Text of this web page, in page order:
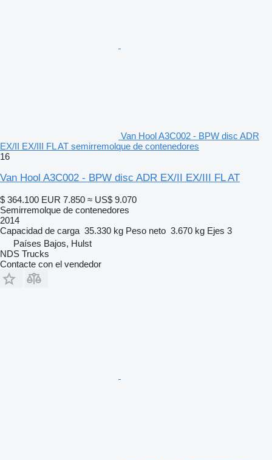
Van Hool A3C002 - BPW disc ADR
EX/II EX/III FL AT semirremolque de contenedores
16
Van Hool A3C002 - BPW disc ADR EX/II EX/III FL AT
$ 364.100 EUR 7.850 ≈ US$ 9.070
Semirremolque de contenedores
2014
Capacidad de carga 35.330 kg Peso neto 3.670 kg Ejes 3
Países Bajos, Hulst
NDS Trucks
Contacte con el vendedor